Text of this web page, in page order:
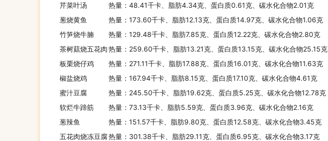
芹菜叶汤
热量：48.41千卡、脂肪4.34克、蛋白质0.61克、碳水化合物2.01克
葱烧黄鱼
热量：173.60千卡、脂肪12.13克、蛋白质14.97克、碳水化合物1.06克
竹笋烧牛腩
热量：129.48千卡、脂肪7.85克、蛋白质12.22克、碳水化合物2.80克
茶树菇烧五花肉热量：259.60千卡、脂肪13.21克、蛋白质13.15克、碳水化合物25.15克
板栗烧仔鸡
热量：271.11千卡、脂肪17.88克、蛋白质16.01克、碳水化合物11.63克
椒盐烧鸡
热量：167.94千卡、脂肪8.15克、蛋白质17.10克、碳水化合物4.61克
蜜汁豆腐
热量：245.50千卡、脂肪19.62克、蛋白质5.25克、碳水化合物12.78克
软烂牛蹄筋
热量：73.13千卡、脂肪5.59克、蛋白质3.96克、碳水化合物2.16克
葱辣鱼
热量：151.57千卡、脂肪9.80克、蛋白质12.58克、碳水化合物3.45克
五花肉烧冻豆腐热量：301.38千卡、脂肪29.11克、蛋白质6.95克、碳水化合物3.17克